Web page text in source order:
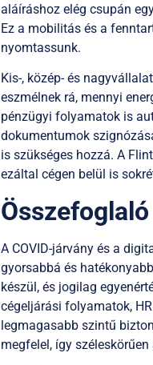
aláíráshoz elég csupán
Ez a mobilitás és a
nyomtassunk.
Kis-, közép- és
eszmélnek rá, mennyi
pénzügyi folyamatok is
dokumentumok
is szükséges hozzá. A
ezáltal cégen belül is
Összefoglaló
A COVID-járvány és a
gyorsabbá és
készül, és jogilag
cégeljárási folyamatok,
legmagasabb szintű
megfelel, így